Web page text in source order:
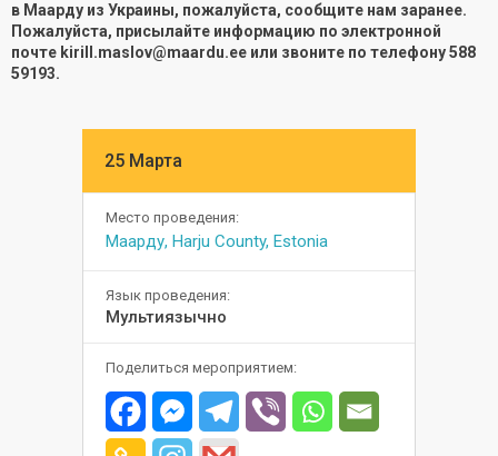
в Маарду из Украины, пожалуйста, сообщите нам заранее.
Пожалуйста, присылайте информацию по электронной
почте kirill.maslov@maardu.ee или звоните по телефону 588
59193.
25 Марта
Место проведения:
Маарду, Harju County, Estonia
Язык проведения:
Мультиязычно
Поделиться мероприятием: